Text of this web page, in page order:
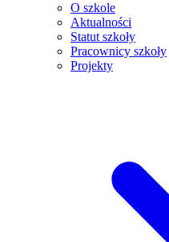
O szkole
Aktualności
Statut szkoły
Pracownicy szkoły
Projekty